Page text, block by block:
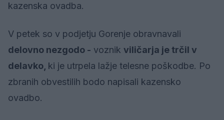
kazenska ovadba.
V petek so v podjetju Gorenje obravnavali
delovno nezgodo - voznik viličarja je trčil v
delavko, ki je utrpela lažje telesne poškodbe. Po
zbranih obvestilih bodo napisali kazensko
ovadbo.